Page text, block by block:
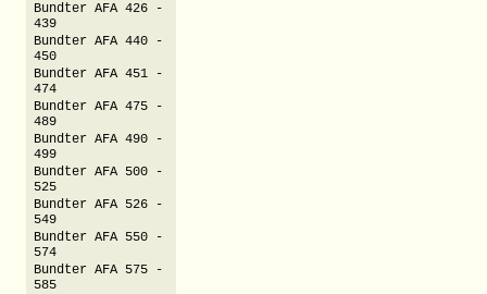
Bundter AFA 426 -
439
Bundter AFA 440 -
450
Bundter AFA 451 -
474
Bundter AFA 475 -
489
Bundter AFA 490 -
499
Bundter AFA 500 -
525
Bundter AFA 526 -
549
Bundter AFA 550 -
574
Bundter AFA 575 -
585